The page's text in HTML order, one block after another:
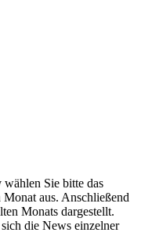
Sie bitte das
aus. Anschließend
Monats dargestellt.
die News einzelner